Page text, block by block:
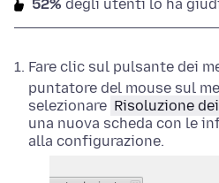
52% degli utenti lo ha
Fare clic sul pulsante dei
puntatore del mouse sul
selezionare Risoluzione
una nuova scheda con le
alla configurazione.